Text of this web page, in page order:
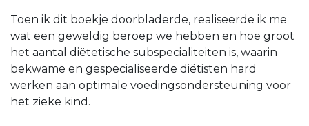
Toen ik dit boekje doorbladerde, realiseerde ik me
wat een geweldig beroep we hebben en hoe groot
het aantal diëtetische subspecialiteiten is, waarin
bekwame en gespecialiseerde diëtisten hard
werken aan optimale voedingsondersteuning voor
het zieke kind.